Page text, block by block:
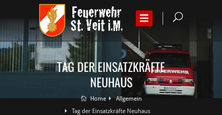
TAG DER EINSATZKRÄFTE
NEUHAUS
Home
Allgemein
Tag der Einsatzkräfte Neuhaus